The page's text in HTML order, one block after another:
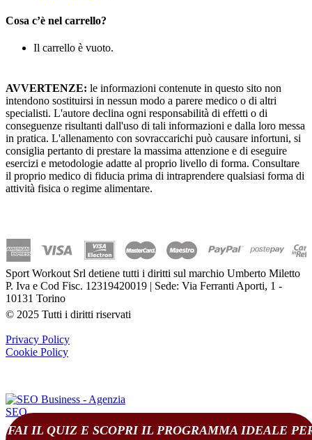
Cosa c’è nel carrello?
Il carrello è vuoto.
AVVERTENZE: le informazioni contenute in questo sito non
intendono sostituirsi in nessun modo a parere medico o di altri
specialisti. L'autore declina ogni responsabilità di effetti o di
conseguenze risultanti dall'uso di tali informazioni e dalla loro messa
in pratica. L'allenamento con sovraccarichi può causare infortuni, si
consiglia pertanto di prestare la massima attenzione e di eseguire
esercizi e metodologie adatte al proprio livello di forma. Consultare
il proprio medico di fiducia prima di intraprendere qualsiasi forma di
attività fisica o regime alimentare.
Sport Workout Srl detiene tutti i diritti sul marchio Umberto Miletto
P. Iva e Cod Fisc. 12319420019 | Sede: Via Ferranti Aporti, 1 -
10131 Torino
© 2025 Tutti i diritti riservati
Privacy Policy
Cookie Policy
(0)
FAI IL QUIZ E SCOPRI IL PROGRAMMA IDEALE